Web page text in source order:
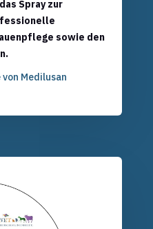
Spray zur
sowie den
Medilusan